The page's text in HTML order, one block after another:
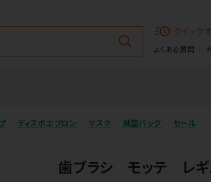
クイック
よくある質問
ディスポエプロン マスク 滅菌バッグ セール
歯ブラシ モッテ レギ